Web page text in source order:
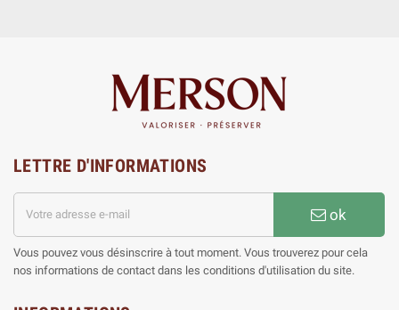
LETTRE D'INFORMATIONS
ok
Vous pouvez vous désinscrire à tout moment. Vous trouverez pour cela
nos informations de contact dans les conditions d'utilisation du site.